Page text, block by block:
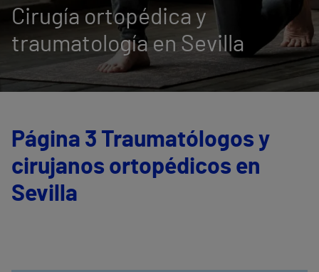
Cirugía ortopédica y
traumatología en Sevilla
Página 3 Traumatólogos y
cirujanos ortopédicos en
Sevilla